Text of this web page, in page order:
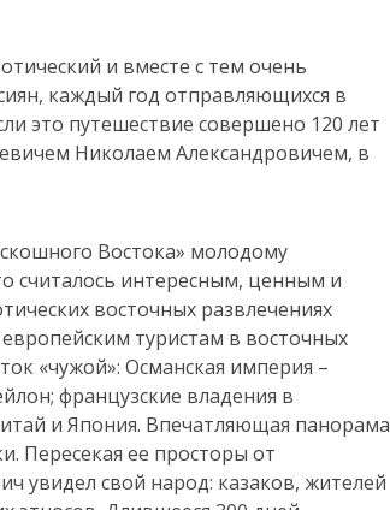
и вместе с тем очень
каждый год отправляющихся в
это путешествие совершено 120 лет
Николаем Александровичем, в
Востока» молодому
считалось интересным, ценным и
восточных развлечениях
туристам в восточных
«чужой»: Османская империя –
французские владения в
и Япония. Впечатляющая панорама
Пересекая ее просторы от
увидел свой народ: казаков, жителей